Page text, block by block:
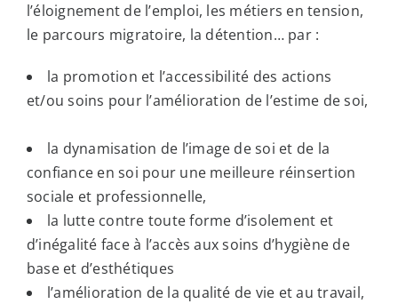
l’éloignement de l’emploi, les métiers en tension,
le parcours migratoire, la détention… par :
la promotion et l’accessibilité des actions
et/ou soins pour l’amélioration de l’estime de soi,
la dynamisation de l’image de soi et de la
confiance en soi pour une meilleure réinsertion
sociale et professionnelle,
la lutte contre toute forme d’isolement et
d’inégalité face à l’accès aux soins d’hygiène de
base et d’esthétiques
l’amélioration de la qualité de vie et au travail,